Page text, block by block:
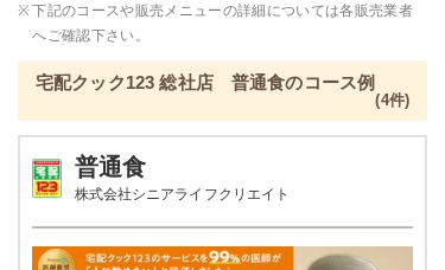
※下記のコースや販売メニューの詳細については各販売業者
へご確認下さい。
宅配クック123 総社店 普通食のコース例
(4件)
普通食
株式会社シニアライフクリエイト